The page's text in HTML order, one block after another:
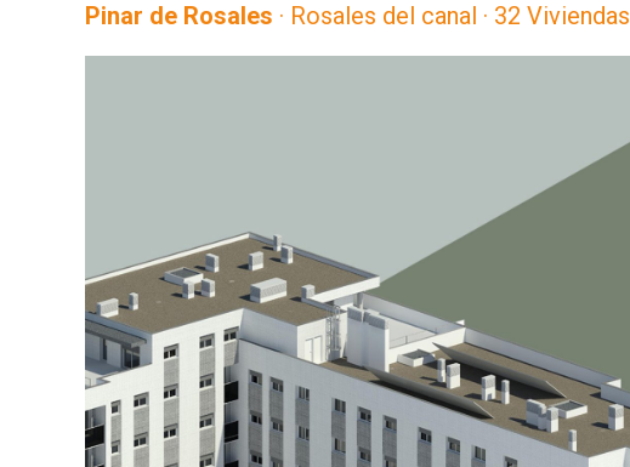
Pinar de Rosales · Rosales del canal · 32 Viviendas